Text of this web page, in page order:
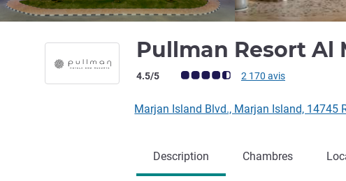
Pullman Resort Al
Note Avis clients (Note ALL)
4.5/5 2 170 avis
Marjan Island Blvd., Marjan Island, 14745
Description Chambres